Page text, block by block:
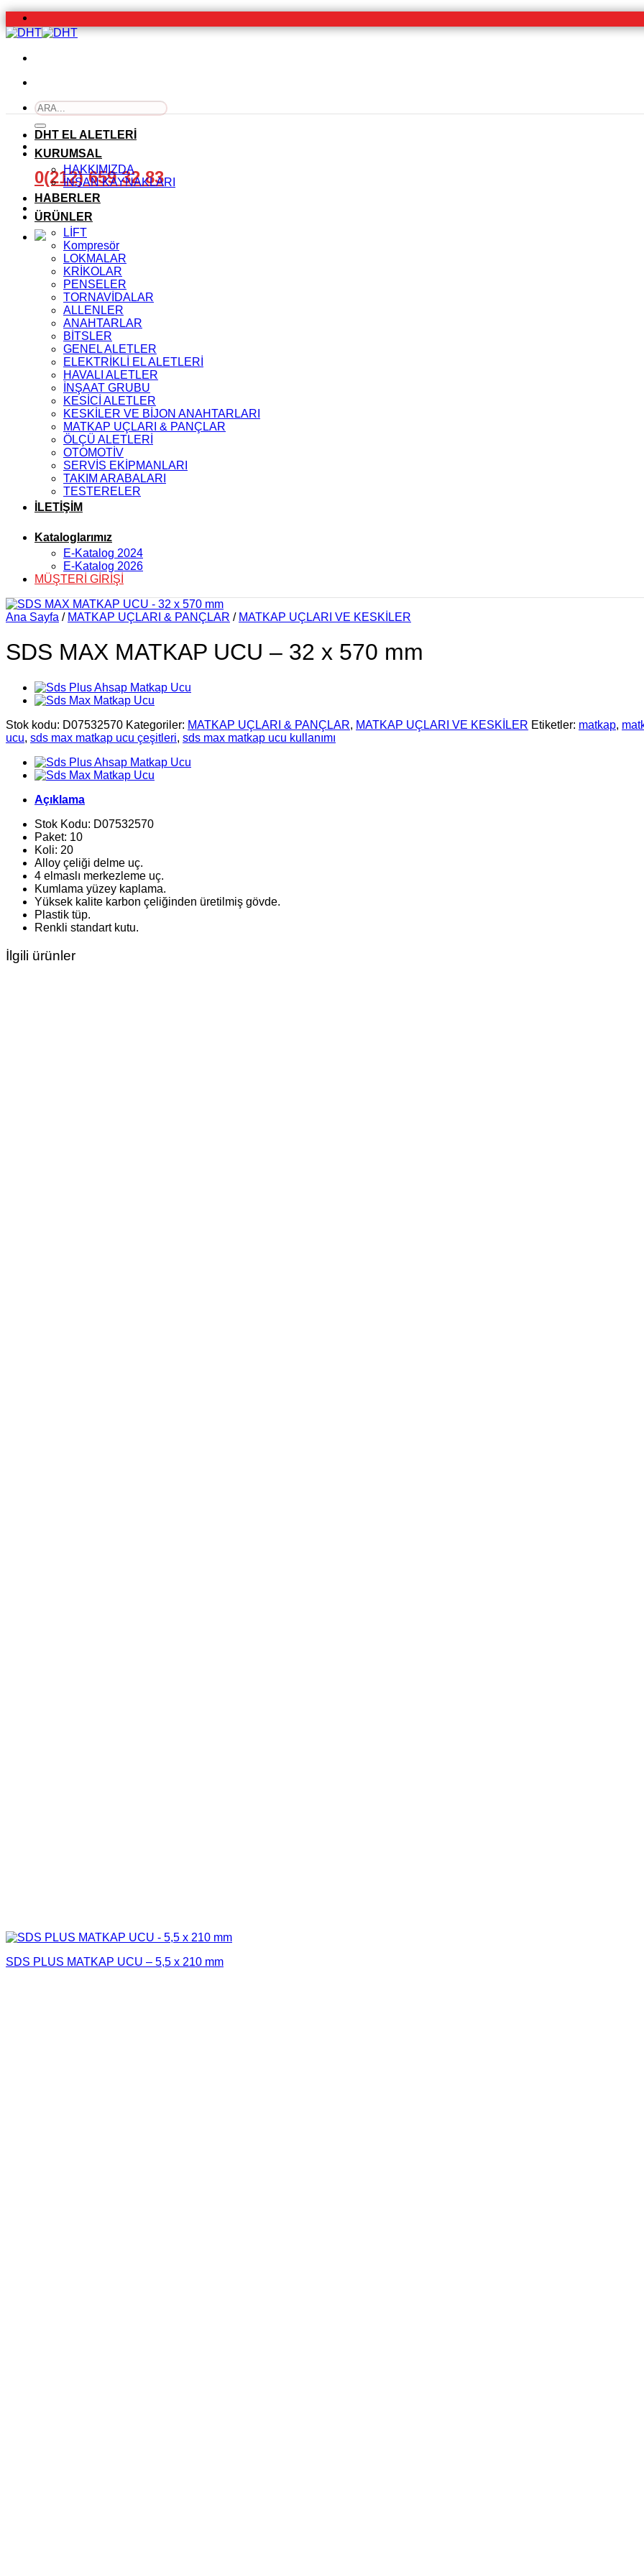
İçeriğe
atla
Ara:
0(212) 659 32 83
DHT EL ALETLERİ
KURUMSAL
HAKKIMIZDA
İNSAN KAYNAKLARI
HABERLER
ÜRÜNLER
LİFT
Kompresör
LOKMALAR
KRİKOLAR
PENSELER
TORNAVİDALAR
ALLENLER
ANAHTARLAR
BİTSLER
GENEL ALETLER
ELEKTRİKLİ EL ALETLERİ
HAVALI ALETLER
İNŞAAT GRUBU
KESİCİ ALETLER
KESKİLER VE BİJON ANAHTARLARI
MATKAP UÇLARI & PANÇLAR
ÖLÇÜ ALETLERİ
OTOMOTİV
SERVİS EKİPMANLARI
TAKIM ARABALARI
TESTERELER
İLETİŞİM
Kataloglarımız
E-Katalog 2024
E-Katalog 2026
MÜŞTERİ GİRİŞİ
Ana Sayfa / MATKAP UÇLARI & PANÇLAR / MATKAP UÇLARI VE KESKİLER
SDS MAX MATKAP UCU – 32 x 570 mm
Stok kodu: D07532570 Kategoriler: MATKAP UÇLARI & PANÇLAR, MATKAP UÇLARI VE KESKİLER Etiketler: matkap,
ucu, sds max matkap ucu çeşitleri, sds max matkap ucu kullanımı
Açıklama
Stok Kodu: D07532570
Paket: 10
Koli: 20
Alloy çeliği delme uç.
4 elmaslı merkezleme uç.
Kumlama yüzey kaplama.
Yüksek kalite karbon çeliğinden üretilmiş gövde.
Plastik tüp.
Renkli standart kutu.
İlgili ürünler
SDS PLUS MATKAP UCU – 5,5 x 210 mm